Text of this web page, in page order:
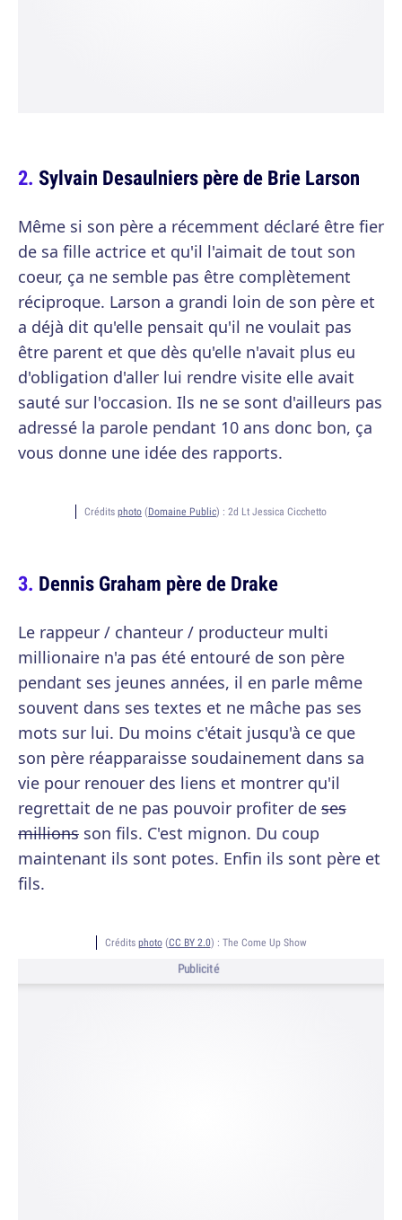
Sylvain Desaulniers père de Brie Larson
Même si son père a récemment déclaré être fier
de sa fille actrice et qu'il l'aimait de tout son
coeur, ça ne semble pas être complètement
réciproque. Larson a grandi loin de son père et
a déjà dit qu'elle pensait qu'il ne voulait pas
être parent et que dès qu'elle n'avait plus eu
d'obligation d'aller lui rendre visite elle avait
sauté sur l'occasion. Ils ne se sont d'ailleurs pas
adressé la parole pendant 10 ans donc bon, ça
vous donne une idée des rapports.
Crédits photo (Domaine Public) : 2d Lt Jessica Cicchetto
Dennis Graham père de Drake
Le rappeur / chanteur / producteur multi
millionaire n'a pas été entouré de son père
pendant ses jeunes années, il en parle même
souvent dans ses textes et ne mâche pas ses
mots sur lui. Du moins c'était jusqu'à ce que
son père réapparaisse soudainement dans sa
vie pour renouer des liens et montrer qu'il
regrettait de ne pas pouvoir profiter de ses
millions son fils. C'est mignon. Du coup
maintenant ils sont potes. Enfin ils sont père et
fils.
Crédits photo(CC BY 2.0) : The Come Up Show
Publicité